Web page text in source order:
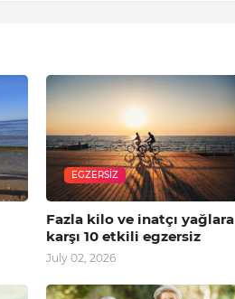
EGZERSIZ
Fazla kilo ve inatçı yağlara
karşı 10 etkili egzersiz
July 02, 2026